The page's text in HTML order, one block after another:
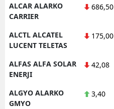
ALCAR ALARKO
CARRIER
686,50
ALCTL ALCATEL
LUCENT TELETAS
175,00
ALFAS ALFA SOLAR
ENERJI
42,08
ALGYO ALARKO
GMYO
3,40